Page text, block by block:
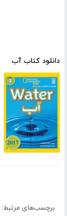
دانلود کتاب آب
برچسب‌های مرتبط: